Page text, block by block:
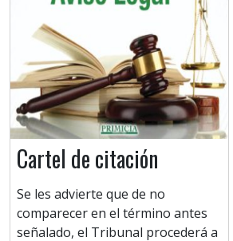
Cartel de citación
Se les advierte que de no
comparecer en el término antes
señalado, el Tribunal procederá a